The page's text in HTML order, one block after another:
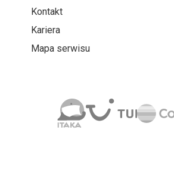
Kontakt
Kariera
Mapa serwisu